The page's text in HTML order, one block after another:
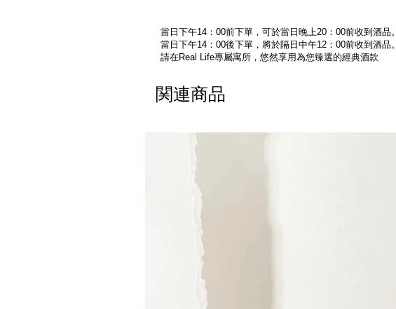
當日下午14：00前下單，可於當日晚上20：00前收到酒品。
當日下午14：00後下單，將於隔日中午12：00前收到酒品。
請在Real Life專屬寓所，悠然享用為您臻選的經典酒款
関連商品